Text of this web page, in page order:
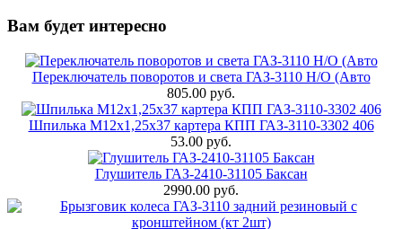
Вам будет интересно
Переключатель поворотов и света ГАЗ-3110 Н/О (Авто
805.00 руб.
Шпилька М12х1,25х37 картера КПП ГАЗ-3110-3302 406
53.00 руб.
Глушитель ГАЗ-2410-31105 Баксан
2990.00 руб.